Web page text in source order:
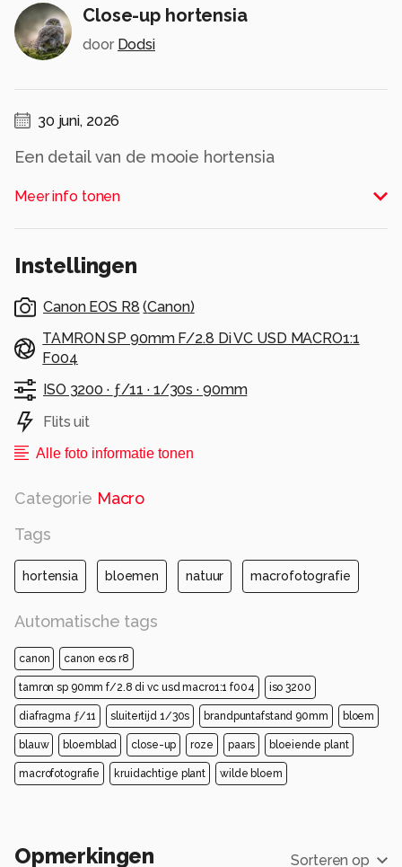
Close-up hortensia
door Dodsi
30 juni, 2026
Een detail van de mooie hortensia
Dank voor de fijne reacties bij mijn vorige
opname.
Alle rechten voorbehouden
Meer info tonen
Instellingen
Canon EOS R8 (Canon)
TAMRON SP 90mm F/2.8 Di VC USD MACRO1:1
F004
ISO 3200 · ƒ/11 · 1/30s · 90mm
Flits uit
Alle foto informatie tonen
Categorie Macro
Tags
hortensia bloemen natuur macrofotografie
Automatische tags
canon canon eos r8
tamron sp 90mm f/2.8 di vc usd macro1:1 f004 iso 3200
diafragma ƒ/11 sluitertijd 1/30s brandpuntafstand 90mm bloem
blauw bloemblad close-up roze paars bloeiende plant
macrofotografie kruidachtige plant wilde bloem
Opmerkingen Sorteren op